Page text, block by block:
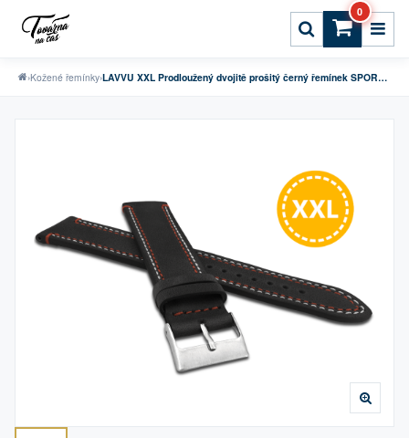
0
›Kožené řemínky› LAVVU XXL Prodloužený dvojitě prošitý černý řemínek SPORT z luxusní kůže Top Grain - 22 XXL